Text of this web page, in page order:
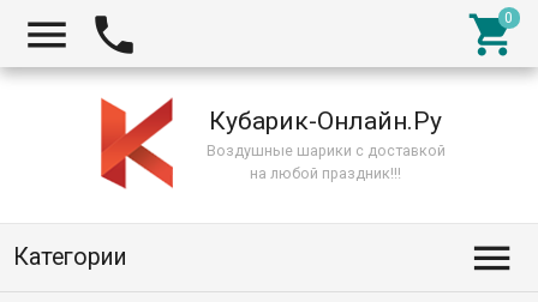
  
Кубарик-Онлайн.Ру
Воздушные шарики с доставкой
на любой праздник!!!
Категории 